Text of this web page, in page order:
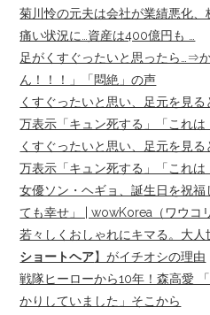
菊川怜の元夫は会社が業績悪化
痛い状況に…資産は400億円も …
足がくすぐったいと思ったら…⇒
ん！！！」「悶絶」の声
くすぐったいと思い、足元を見る
万表示「キュン死する」「これは …
くすぐったいと思い、足元を見る
万表示「キュン死する」「これは …
女優ソン・ヘギョ、誕生日を祝
ても幸せ」 | wowKorea（ワウコ
若々しくおしゃれにキマる。大
ショートヘア】がイチオシの理由
戦隊ヒーローから10年！森高愛
かりしていました」そこから